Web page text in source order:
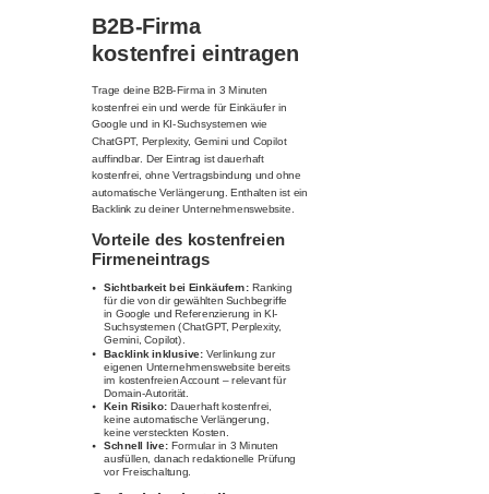
B2B-Firma
kostenfrei eintragen
Trage deine B2B-Firma in 3 Minuten
kostenfrei ein und werde für Einkäufer in
Google und in KI-Suchsystemen wie
ChatGPT, Perplexity, Gemini und Copilot
auffindbar. Der Eintrag ist dauerhaft
kostenfrei, ohne Vertragsbindung und ohne
automatische Verlängerung. Enthalten ist ein
Backlink zu deiner Unternehmenswebsite.
Vorteile des kostenfreien
Firmeneintrags
Sichtbarkeit bei Einkäufern: Ranking
für die von dir gewählten Suchbegriffe
in Google und Referenzierung in KI-
Suchsystemen (ChatGPT, Perplexity,
Gemini, Copilot).
Backlink inklusive: Verlinkung zur
eigenen Unternehmenswebsite bereits
im kostenfreien Account – relevant für
Domain-Autorität.
Kein Risiko: Dauerhaft kostenfrei,
keine automatische Verlängerung,
keine versteckten Kosten.
Schnell live: Formular in 3 Minuten
ausfüllen, danach redaktionelle Prüfung
vor Freischaltung.